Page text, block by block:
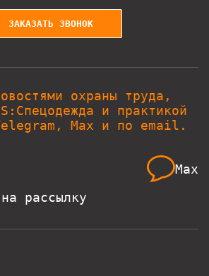
ЗАКАЗАТЬ ЗВОНОК
охраны труда,
и практикой
Max и по email.
Max
рассылку